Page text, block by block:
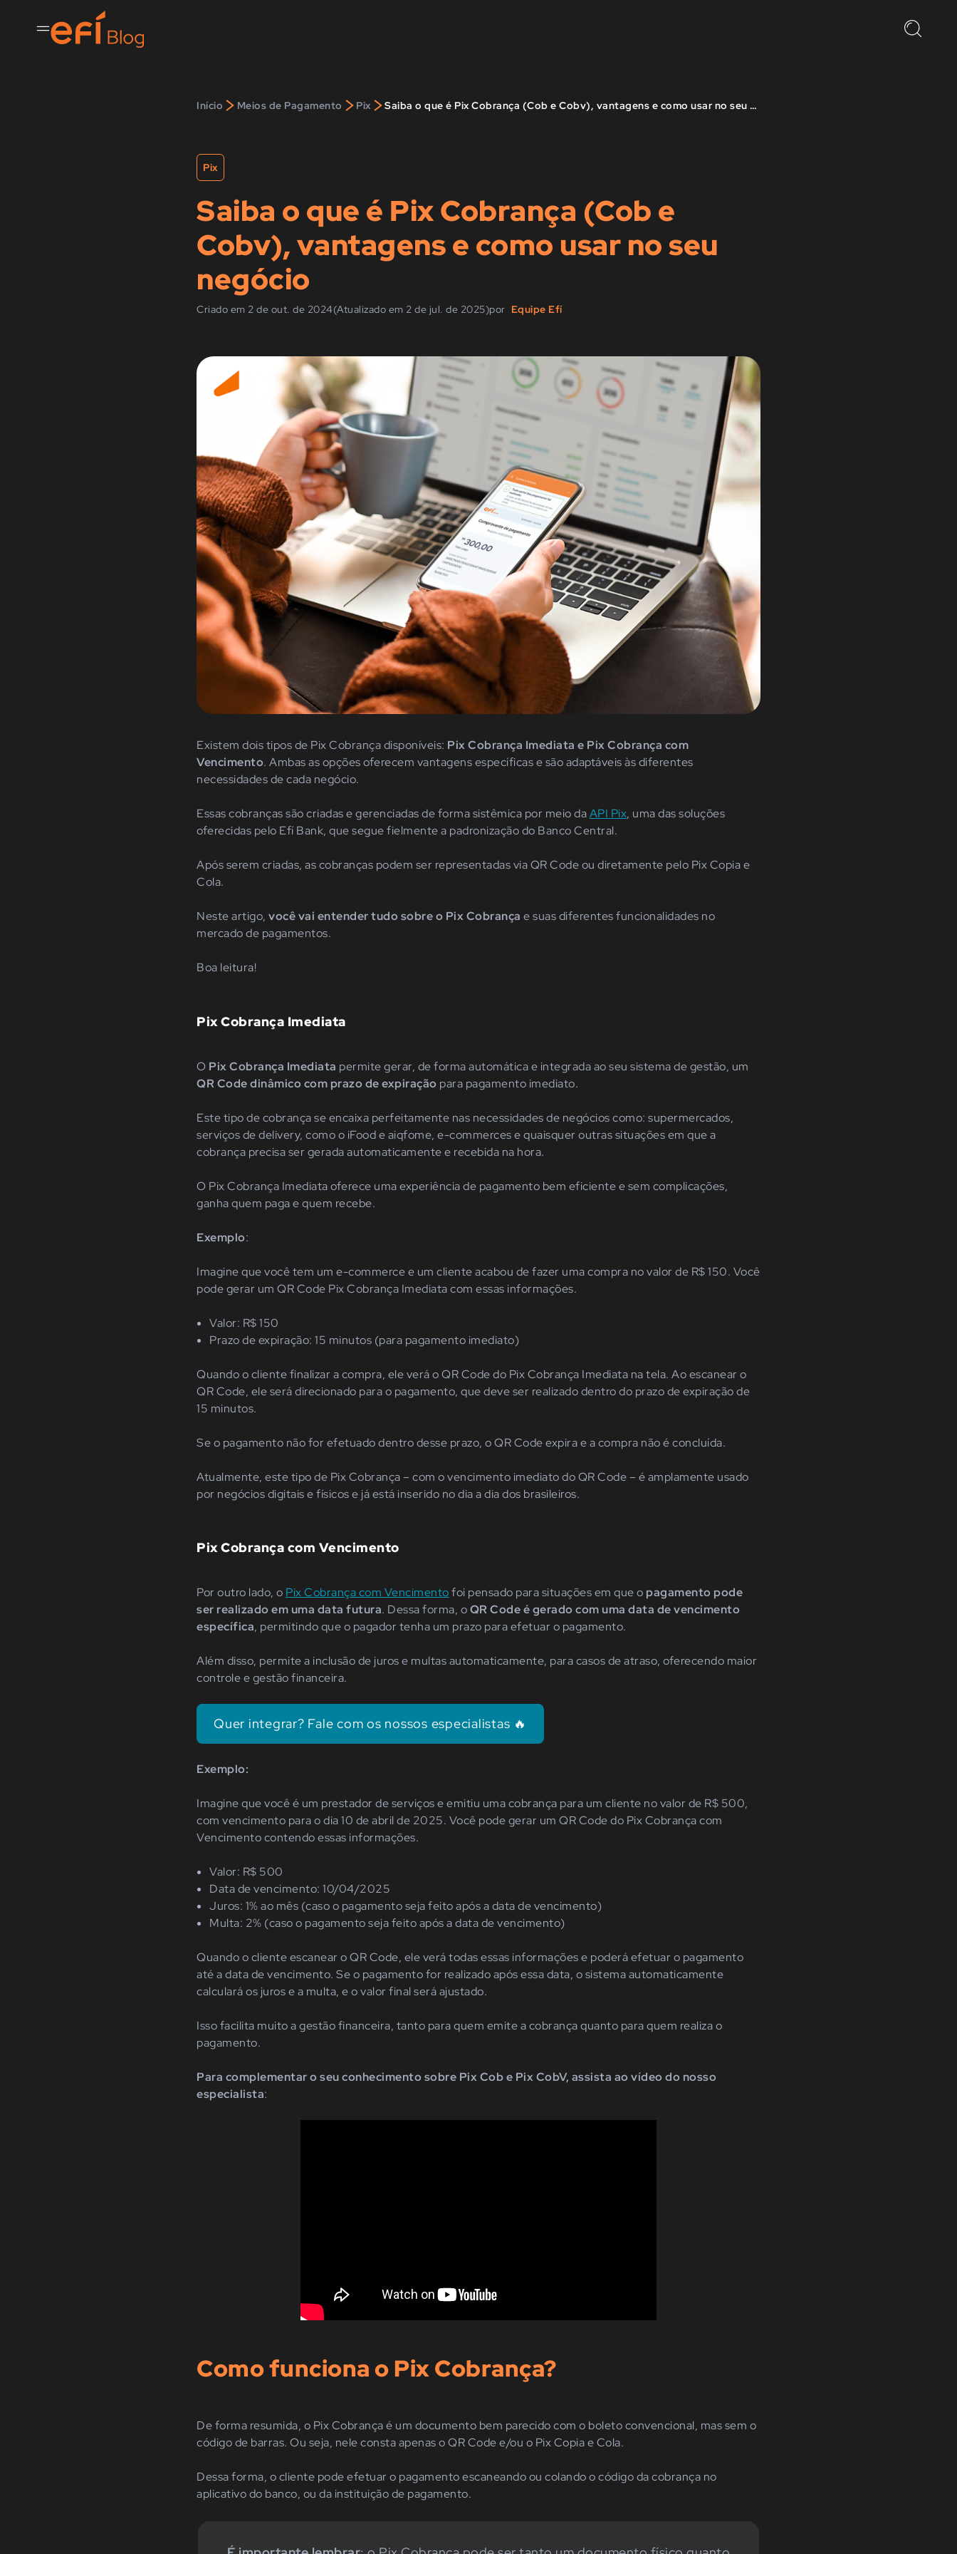
Início > Meios de Pagamento > Pix > Saiba o que é Pix Cobrança (Cob e Cobv), vantagens e como usar no seu negócio
Pix
Saiba o que é Pix Cobrança (Cob e
Cobv), vantagens e como usar no seu
negócio
Criado em 2 de out. de 2024(Atualizado em 2 de jul. de 2025)por Equipe Efí
Existem dois tipos de Pix Cobrança disponíveis: Pix Cobrança Imediata e Pix Cobrança com
Vencimento. Ambas as opções oferecem vantagens específicas e são adaptáveis às diferentes
necessidades de cada negócio.
Essas cobranças são criadas e gerenciadas de forma sistêmica por meio daAPI Pix, uma das soluções
oferecidas pelo Efí Bank, que segue fielmente a padronização do Banco Central.
Após serem criadas, as cobranças podem ser representadas via QR Code ou diretamente pelo Pix Copia e
Cola.
Neste artigo, você vai entender tudo sobre o Pix Cobrança e suas diferentes funcionalidades no
mercado de pagamentos.
Boa leitura!
Pix Cobrança Imediata
O Pix Cobrança Imediata permite gerar, de forma automática e integrada ao seu sistema de gestão, um
QR Code dinâmico com prazo de expiração para pagamento imediato.
Este tipo de cobrança se encaixa perfeitamente nas necessidades de negócios como: supermercados,
serviços de delivery, como o iFood e aiqfome, e-commerces e quaisquer outras situações em que a
cobrança precisa ser gerada automaticamente e recebida na hora.
O Pix Cobrança Imediata oferece uma experiência de pagamento bem eficiente e sem complicações,
ganha quem paga e quem recebe.
Exemplo:
Imagine que você tem um e-commerce e um cliente acabou de fazer uma compra no valor de R$ 150. Você
pode gerar um QR Code Pix Cobrança Imediata com essas informações.
Valor: R$ 150
Prazo de expiração: 15 minutos (para pagamento imediato)
Quando o cliente finalizar a compra, ele verá o QR Code do Pix Cobrança Imediata na tela. Ao escanear o
QR Code, ele será direcionado para o pagamento, que deve ser realizado dentro do prazo de expiração de
15 minutos.
Se o pagamento não for efetuado dentro desse prazo, o QR Code expira e a compra não é concluída.
Atualmente, este tipo de Pix Cobrança – com o vencimento imediato do QR Code – é amplamente usado
por negócios digitais e físicos e já está inserido no dia a dia dos brasileiros.
Pix Cobrança com Vencimento
Por outro lado, o Pix Cobrança com Vencimentofoi pensado para situações em que o pagamento pode
ser realizado em uma data futura. Dessa forma, oQR Code é gerado com uma data de vencimento
específica, permitindo que o pagador tenha um prazo para efetuar o pagamento.
Além disso, permite a inclusão de juros e multas automaticamente, para casos de atraso, oferecendo maior
controle e gestão financeira.
Quer integrar? Fale com os nossos especialistas 🔥
Exemplo:
Imagine que você é um prestador de serviços e emitiu uma cobrança para um cliente no valor de R$ 500,
com vencimento para o dia 10 de abril de 2025. Você pode gerar um QR Code do Pix Cobrança com
Vencimento contendo essas informações.
Valor: R$ 500
Data de vencimento: 10/04/2025
Juros: 1% ao mês (caso o pagamento seja feito após a data de vencimento)
Multa: 2% (caso o pagamento seja feito após a data de vencimento)
Quando o cliente escanear o QR Code, ele verá todas essas informações e poderá efetuar o pagamento
até a data de vencimento. Se o pagamento for realizado após essa data, o sistema automaticamente
calculará os juros e a multa, e o valor final será ajustado.
Isso facilita muito a gestão financeira, tanto para quem emite a cobrança quanto para quem realiza o
pagamento.
Para complementar o seu conhecimento sobre Pix Cob e Pix CobV, assista ao vídeo do nosso
especialista:
Como funciona o Pix Cobrança?
De forma resumida, o Pix Cobrança é um documento bem parecido com o boleto convencional, mas sem o
código de barras. Ou seja, nele consta apenas o QR Code e/ou o Pix Copia e Cola.
Dessa forma, o cliente pode efetuar o pagamento escaneando ou colando o código da cobrança no
aplicativo do banco, ou da instituição de pagamento.